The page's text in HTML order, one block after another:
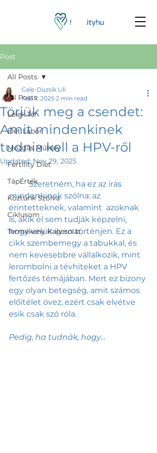
Post
All Posts
Lélek Tér
Élet Labor
Mozgás Műhely
Fertility Diet
TápÉrték
Köztünk Szólva
Ciklusom
Termékeny Kapcsolat
All Posts
Törjük meg a csendet:
Amit mindenkinek
tudnia kell a HPV-ről
Gale-Duzsik Lili
Feb 7, 2025 2 min read
Updated: Nov 29, 2025
	Szeretném, ha ez az írás
mindenkinek szólna: az
érintetteknek, valamint  azoknak
is, akik el sem tudják képzelni,
hogy velük ilyen történjen. Ez a
cikk szembemegy a tabukkal, és
nem kevesebbre vállalkozik, mint
lerombolni a tévhiteket a HPV
fertőzés témájában. Mert ez bizony
egy olyan betegség, amit számos
előítélet övez, ezért csak elvétve
esik csak szó róla.
Pedig, ha tudnák, hogy…